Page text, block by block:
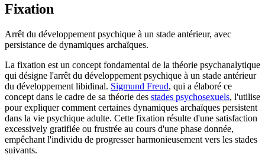
Fixation
Arrêt du développement psychique à un stade antérieur, avec
persistance de dynamiques archaïques.
La fixation est un concept fondamental de la théorie psychanalytique
qui désigne l'arrêt du développement psychique à un stade antérieur
du développement libidinal. Sigmund Freud, qui a élaboré ce
concept dans le cadre de sa théorie des stades psychosexuels, l'utilise
pour expliquer comment certaines dynamiques archaïques persistent
dans la vie psychique adulte. Cette fixation résulte d'une satisfaction
excessively gratifiée ou frustrée au cours d'une phase donnée,
empêchant l'individu de progresser harmonieusement vers les stades
suivants.